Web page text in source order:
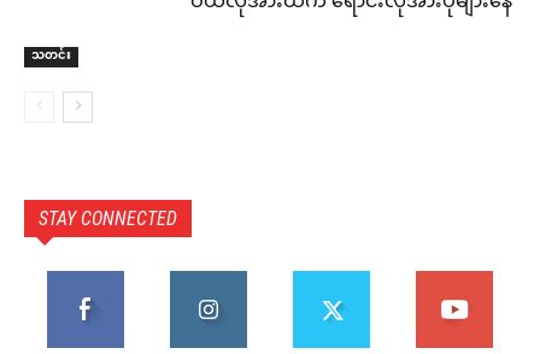
သတင်း
STAY CONNECTED